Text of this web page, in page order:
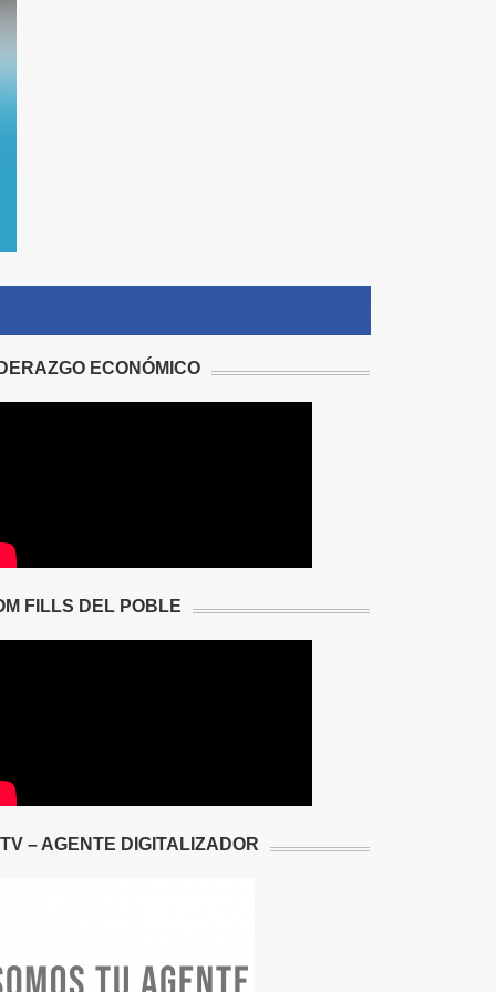
ECONÓMICO
FILLS DEL POBLE
– AGENTE DIGITALIZADOR